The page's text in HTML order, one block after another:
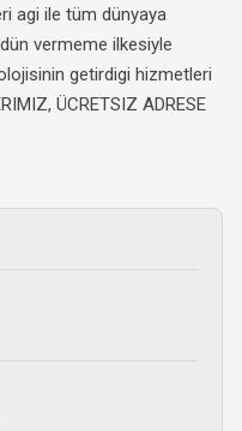
agi ile tüm dünyaya
vermeme ilkesiyle
getirdigi hizmetleri
ÜCRETSIZ ADRESE